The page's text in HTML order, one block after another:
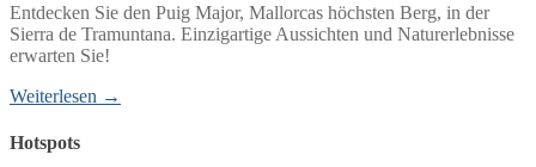
Entdecken Sie den Puig Major, Mallorcas höchsten Berg, in der
Sierra de Tramuntana. Einzigartige Aussichten und Naturerlebnisse
erwarten Sie!
Weiterlesen →
Hotspots